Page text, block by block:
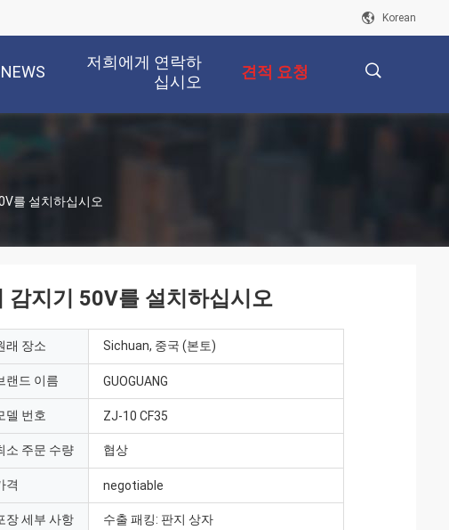
Korean
NEWS
저희에게 연락하
십시오
견적 요청
를 설치하십시오
감지기 50V를 설치하십시오
래 장소 Sichuan, 중국 (본토)
랜드 이름 GUOGUANG
델 번호 ZJ-10 CF35
소 주문 수량 협상
격 negotiable
장 세부 사항 수출 패킹: 판지 상자